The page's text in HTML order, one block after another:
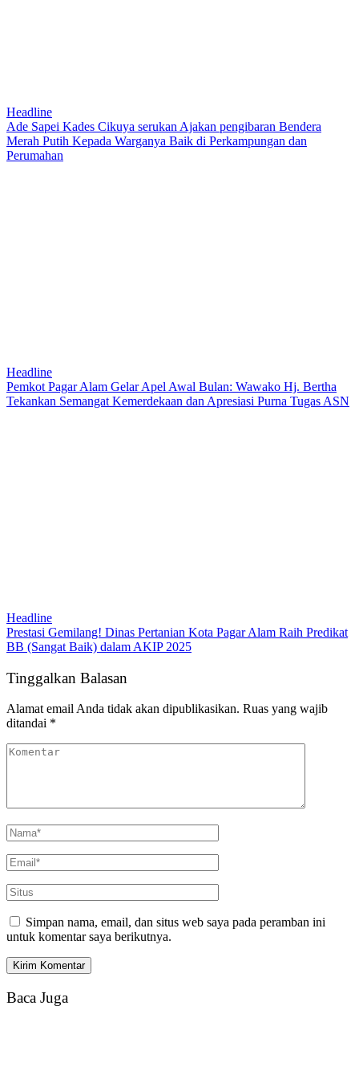
Headline
Ade Sapei Kades Cikuya serukan Ajakan pengibaran Bendera
Merah Putih Kepada Warganya Baik di Perkampungan dan
Perumahan
Headline
Pemkot Pagar Alam Gelar Apel Awal Bulan: Wawako Hj. Bertha
Tekankan Semangat Kemerdekaan dan Apresiasi Purna Tugas ASN
Headline
Prestasi Gemilang! Dinas Pertanian Kota Pagar Alam Raih Predikat
BB (Sangat Baik) dalam AKIP 2025
Tinggalkan Balasan
Alamat email Anda tidak akan dipublikasikan. Ruas yang wajib
ditandai *
Simpan nama, email, dan situs web saya pada peramban ini
untuk komentar saya berikutnya.
Baca Juga